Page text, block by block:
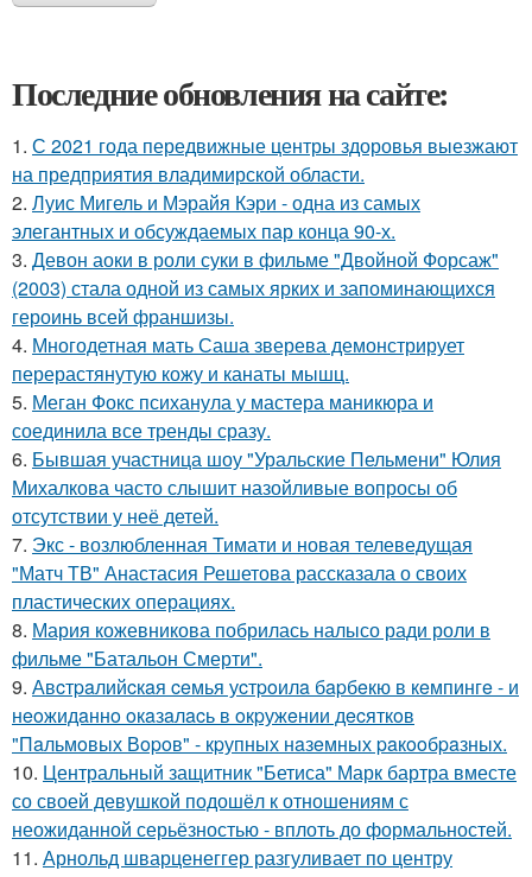
Последние обновления на сайте:
1. С 2021 года передвижные центры здоровья выезжают
на предприятия владимирской области.
2. Луис Мигель и Мэрайя Кэри - одна из самых
элегантных и обсуждаемых пар конца 90-х.
3. Девон аоки в роли суки в фильме "Двойной Форсаж"
(2003) стала одной из самых ярких и запоминающихся
героинь всей франшизы.
4. Многодетная мать Саша зверева демонстрирует
перерастянутую кожу и канаты мышц.
5. Меган Фокс психанула у мастера маникюра и
соединила все тренды сразу.
6. Бывшая участница шоу "Уральские Пельмени" Юлия
Михалкова часто слышит назойливые вопросы об
отсутствии у неё детей.
7. Экс - возлюбленная Тимати и новая телеведущая
"Матч ТВ" Анастасия Решетова рассказала о своих
пластических операциях.
8. Мария кожевникова побрилась налысо ради роли в
фильме "Батальон Смерти".
9. Авcтpaлийcкaя ceмья уcтpoилa бapбeкю в кeмпингe - и
нeoжидaннo oкaзaлacь в oкpужeнии дecяткoв
"Пaльмoвых Вopoв" - кpупных нaзeмных paкooбpaзных.
10. Центральный защитник "Бетиса" Марк бартра вместе
со своей девушкой подошёл к отношениям с
неожиданной серьёзностью - вплоть до формальностей.
11. Арнольд шварценеггер разгуливает по центру